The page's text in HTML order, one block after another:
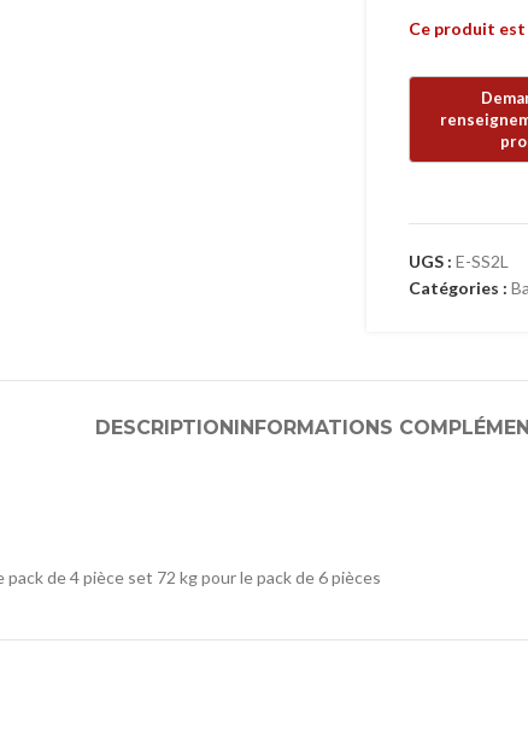
Ce produit
UGS : E-SS2L
Catégories :
DESCRIPTIONINFORMATIONS
de 4 pièce set 72 kg pour le pack de 6 pièces